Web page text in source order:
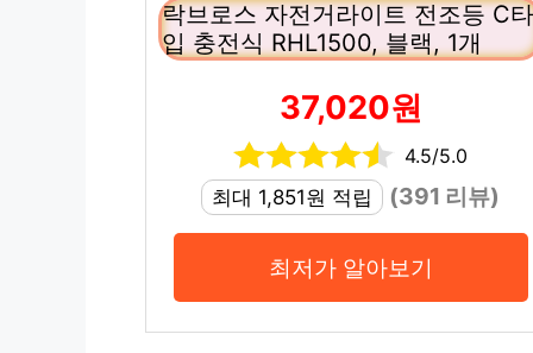
락브로스 자전거라이트 전조등 C타
입 충전식 RHL1500, 블랙, 1개
37,020원
4.5/5.0
최대 1,851원 적립
(391 리뷰)
최저가 알아보기